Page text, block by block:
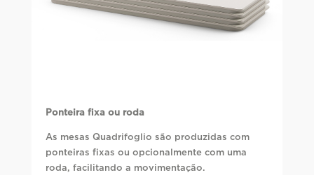
Ponteira fixa ou roda
As mesas Quadrifoglio são produzidas com
ponteiras fixas ou opcionalmente com uma
roda, facilitando a movimentação.